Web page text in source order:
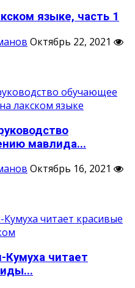
языке, часть 1
Октябрь 22, 2021
мавлида...
Октябрь 16, 2021
Кумуха читает